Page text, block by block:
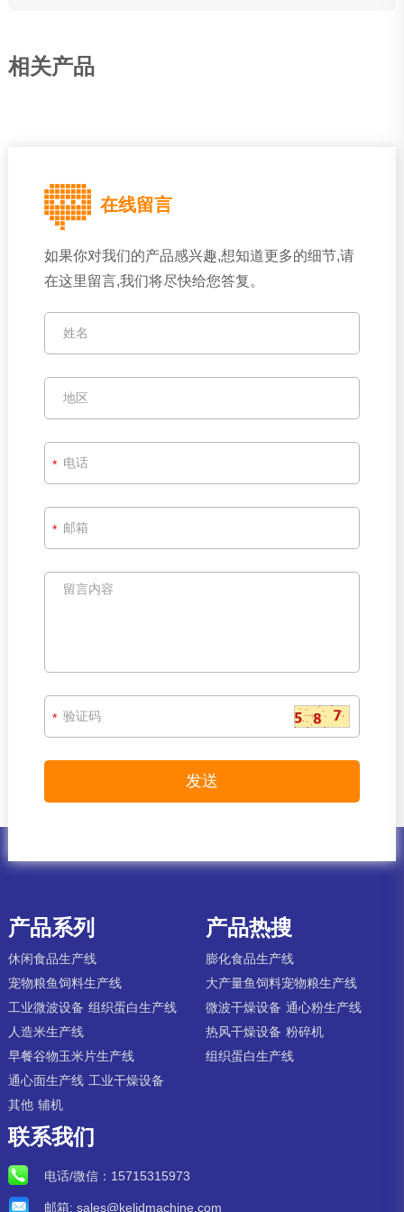
相关产品
在线留言
如果你对我们的产品感兴趣,想知道更多的细节,请
在这里留言,我们将尽快给您答复。
*
*
*
产品系列
休闲食品生产线
宠物粮鱼饲料生产线
工业微波设备 组织蛋白生产线
人造米生产线
早餐谷物玉米片生产线
通心面生产线 工业干燥设备
其他 辅机
产品热搜
膨化食品生产线
大产量鱼饲料宠物粮生产线
微波干燥设备 通心粉生产线
热风干燥设备 粉碎机
组织蛋白生产线
联系我们
电话/微信： 15715315973
邮箱: sales@kelidmachine.com